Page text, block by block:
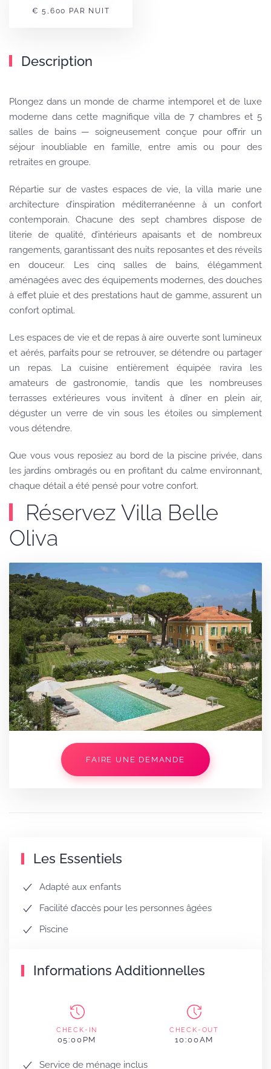
€ 5,600 PAR NUIT
Description
Plongez dans un monde de charme intemporel et de luxe
moderne dans cette magnifique villa de 7 chambres et 5
salles de bains — soigneusement conçue pour offrir un
séjour inoubliable en famille, entre amis ou pour des
retraites en groupe.
Répartie sur de vastes espaces de vie, la villa marie une
architecture d’inspiration méditerranéenne à un confort
contemporain. Chacune des sept chambres dispose de
literie de qualité, d’intérieurs apaisants et de nombreux
rangements, garantissant des nuits reposantes et des réveils
en douceur. Les cinq salles de bains, élégamment
aménagées avec des équipements modernes, des douches
à effet pluie et des prestations haut de gamme, assurent un
confort optimal.
Les espaces de vie et de repas à aire ouverte sont lumineux
et aérés, parfaits pour se retrouver, se détendre ou partager
un repas. La cuisine entièrement équipée ravira les
amateurs de gastronomie, tandis que les nombreuses
terrasses extérieures vous invitent à dîner en plein air,
déguster un verre de vin sous les étoiles ou simplement
vous détendre.
Que vous vous reposiez au bord de la piscine privée, dans
les jardins ombragés ou en profitant du calme environnant,
chaque détail a été pensé pour votre confort.
Réservez Villa Belle
Oliva
FAIRE UNE DEMANDE
Les Essentiels
Adapté aux enfants
Facilité d’accès pour les personnes âgées
Piscine
Informations Additionnelles
CHECK-IN
05:00PM
CHECK-OUT
10:00AM
Service de ménage inclus